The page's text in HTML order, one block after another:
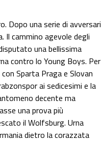
Dopo una serie di avversari
Il cammino agevole degli
una bellissima
contro lo Young Boys. Per
Sparta Praga e Slovan
ai sedicesimi e la
decente ma
una prova più
il Wolfsburg. Urna
dietro la corazzata